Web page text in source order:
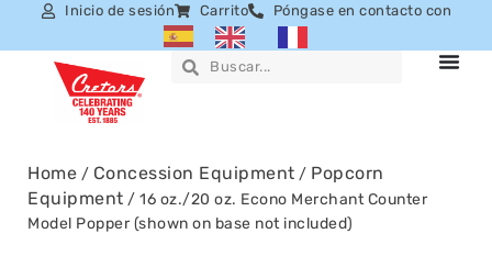
Inicio de sesión Carrito Póngase en contacto con
Home / Concession Equipment / Popcorn
Equipment / 16 oz./20 oz. Econo Merchant Counter
Model Popper (shown on base not included)